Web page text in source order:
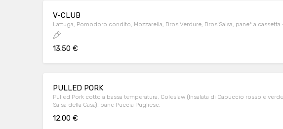
V-CLUB
Lattuga, Pomodoro condito, Mozzarella, Bros’Verdure, Bros’Salsa, pane* a cassetta
13.50 €
PULLED PORK
Pulled Pork cotto a bassa temperatura, Coleslaw (Insalata di Capuccio rosso e
Salsa della Casa), pane Puccia Pugliese.
12.00 €